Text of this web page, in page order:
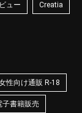
ュー Creatia
性向け通販 R-18
子書籍販売